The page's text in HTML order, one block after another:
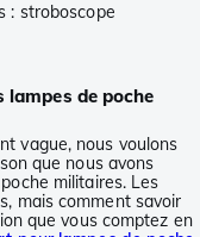
: stroboscope
lampes de poche
vague, nous voulons
que nous avons
militaires. Les
mais comment savoir
que vous comptez en